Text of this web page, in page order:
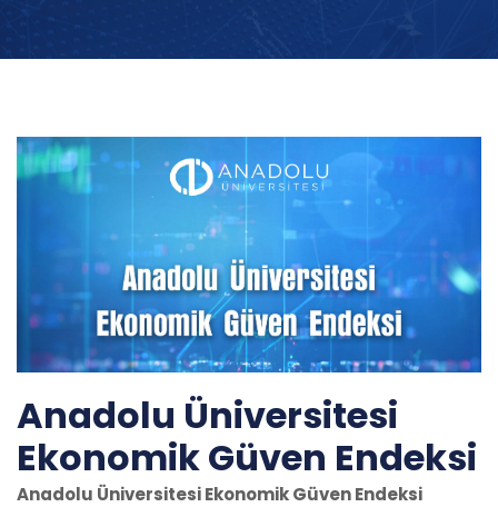
Anadolu Üniversitesi
Ekonomik Güven Endeksi
Anadolu Üniversitesi Ekonomik Güven Endeksi